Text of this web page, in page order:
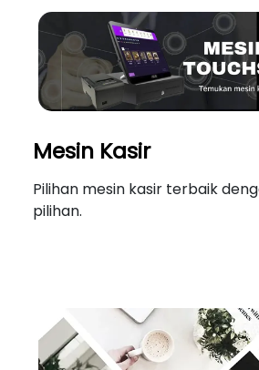
Mesin Kasir
Pilihan mesin kasir terbaik
pilihan.